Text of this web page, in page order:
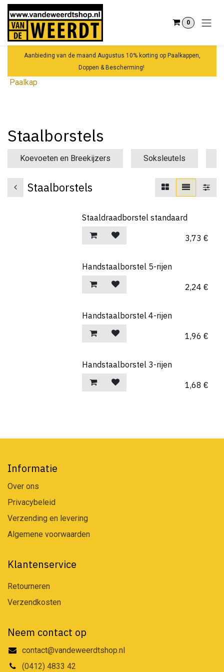
Overslaan naar inhoud
0
Aanbieding van de maand Augustus 10% korting op Paalkappen,
Doppen & Bescherming!
Paalkap
Staalborstels
Koevoeten en Breekijzers Soksleutels
Staalborstels
Staaldraadborstel standaard
3,73 €
Handstaalborstel 5-rijen
2,24 €
Handstaalborstel 4-rijen
1,96 €
Handstaalborstel 3-rijen
1,68 €
Informatie
Over ons
Privacybeleid
Verzending en levering
Algemene voorwaarden
Klantenservice
Retourneren
Verzendkosten
Neem contact op
contact@vandeweerdtshop.nl
(0412) 4833 42